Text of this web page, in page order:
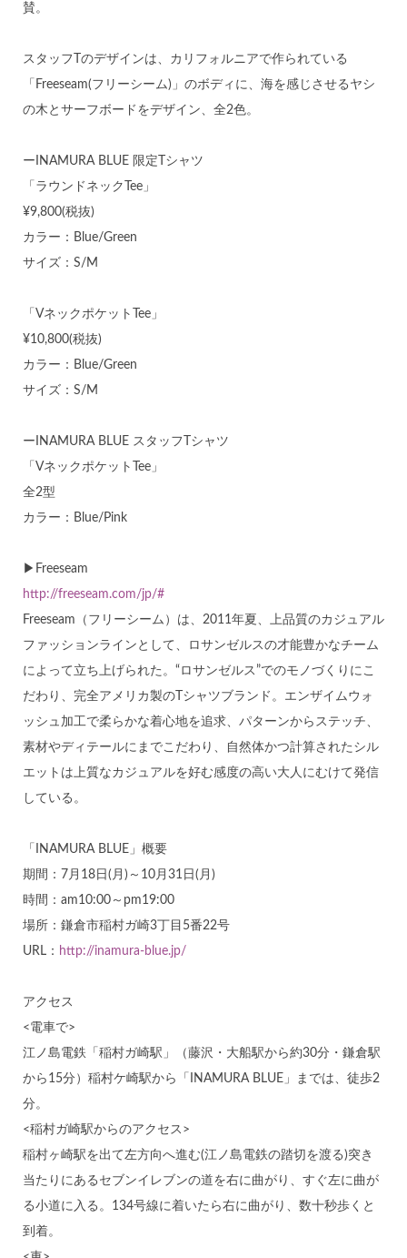
賛。
スタッフTのデザインは、カリフォルニアで作られている
「Freeseam(フリーシーム)」のボディに、海を感じさせるヤシ
の木とサーフボードをデザイン、全2色。
ーINAMURA BLUE 限定Tシャツ
「ラウンドネックTee」
¥9,800(税抜)
カラー：Blue/Green
サイズ：S/M
「VネックポケットTee」
¥10,800(税抜)
カラー：Blue/Green
サイズ：S/M
ーINAMURA BLUE スタッフTシャツ
「VネックポケットTee」
全2型
カラー：Blue/Pink
▶Freeseam
http://freeseam.com/jp/#
Freeseam（フリーシーム）は、2011年夏、上品質のカジュアル
ファッションラインとして、ロサンゼルスの才能豊かなチーム
によって立ち上げられた。“ロサンゼルス”でのモノづくりにこ
だわり、完全アメリカ製のTシャツブランド。エンザイムウォ
ッシュ加工で柔らかな着心地を追求、パターンからステッチ、
素材やディテールにまでこだわり、自然体かつ計算されたシル
エットは上質なカジュアルを好む感度の高い大人にむけて発信
している。
「INAMURA BLUE」概要
期間：7月18日(月)～10月31日(月)
時間：am10:00～pm19:00
場所：鎌倉市稲村ガ崎3丁目5番22号
URL： http://inamura-blue.jp/
アクセス
<電車で>
江ノ島電鉄「稲村ガ崎駅」（藤沢・大船駅から約30分・鎌倉駅
から15分）稲村ケ崎駅から「INAMURA BLUE」までは、徒歩2
分。
<稲村ガ崎駅からのアクセス>
稲村ヶ崎駅を出て左方向へ進む(江ノ島電鉄の踏切を渡る)突き
当たりにあるセブンイレブンの道を右に曲がり、すぐ左に曲が
る小道に入る。134号線に着いたら右に曲がり、数十秒歩くと
到着。